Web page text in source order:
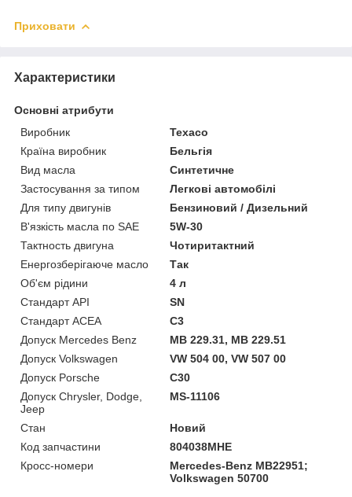
Приховати
Характеристики
Основні атрибути
Виробник
Texaco
Країна виробник
Бельгія
Вид масла
Синтетичне
Застосування за типом
Легкові автомобілі
Для типу двигунів
Бензиновий / Дизельний
В'язкість масла по SAE
5W-30
Тактность двигуна
Чотиритактний
Енергозберігаюче масло
Так
Об'єм рідини
4 л
Стандарт API
SN
Стандарт ACEA
C3
Допуск Mercedes Benz
MB 229.31, MB 229.51
Допуск Volkswagen
VW 504 00, VW 507 00
Допуск Porsche
C30
Допуск Chrysler, Dodge,
Jeep
MS-11106
Стан
Новий
Код запчастини
804038MHE
Кросс-номери
Mercedes-Benz MB22951;
Volkswagen 50700